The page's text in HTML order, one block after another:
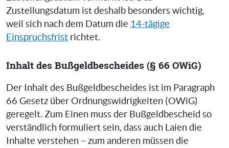
Zustellungsdatum ist deshalb besonders wichtig,
weil sich nach dem Datum die 14-tägige
Einspruchsfrist richtet.
Inhalt des Bußgeldbescheides (§ 66 OWiG)
Der Inhalt des Bußgeldbescheides ist im Paragraph
66 Gesetz über Ordnungswidrigkeiten (OWiG)
geregelt. Zum Einen muss der Bußgeldbescheid so
verständlich formuliert sein, dass auch Laien die
Inhalte verstehen – zum anderen müssen die